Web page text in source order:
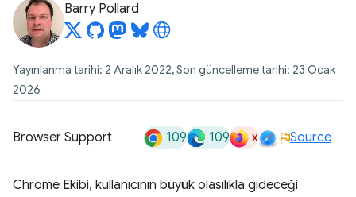
Barry Pollard
Yayınlanma tarihi: 2 Aralık 2022, Son güncelleme tarihi: 23 Ocak
2026
Browser Support 109 109 x Source
Chrome Ekibi, kullanıcının büyük olasılıkla gideceği